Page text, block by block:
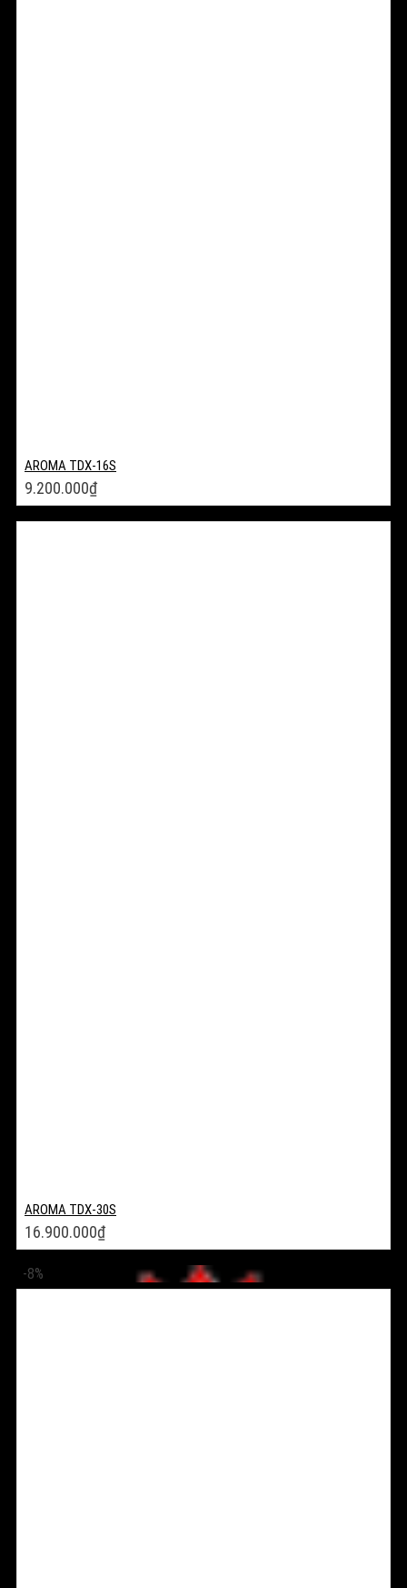
AROMA TDX-16S
9.200.000₫
AROMA TDX-30S
16.900.000₫
-8%